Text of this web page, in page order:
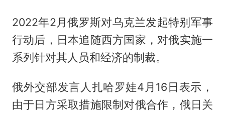
2022年2月俄罗斯对乌克兰发起特别军事
行动后，日本追随西方国家，对俄实施一
系列针对其人员和经济的制裁。
俄外交部发言人扎哈罗娃4月16日表示，
由于日方采取措施限制对俄合作，俄日关